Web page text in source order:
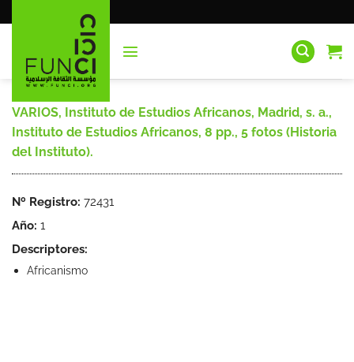
al
VARIOS, Instituto de Estudios Africanos, Madrid, s. a.,
Instituto de Estudios Africanos, 8 pp., 5 fotos (Historia
del Instituto).
Nº Registro: 72431
Año: 1
Descriptores:
Africanismo